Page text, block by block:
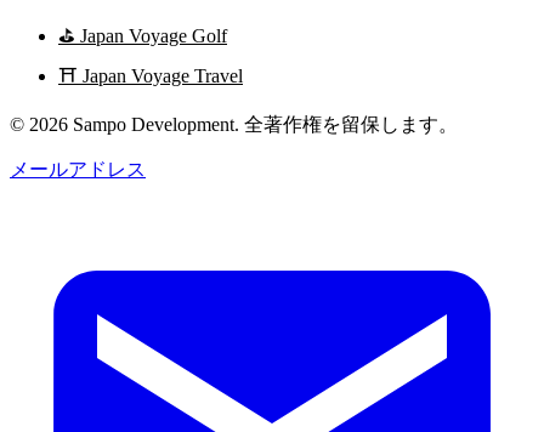
⛳ Japan Voyage Golf
⛩️ Japan Voyage Travel
© 2026 Sampo Development. 全著作権を留保します。
メールアドレス